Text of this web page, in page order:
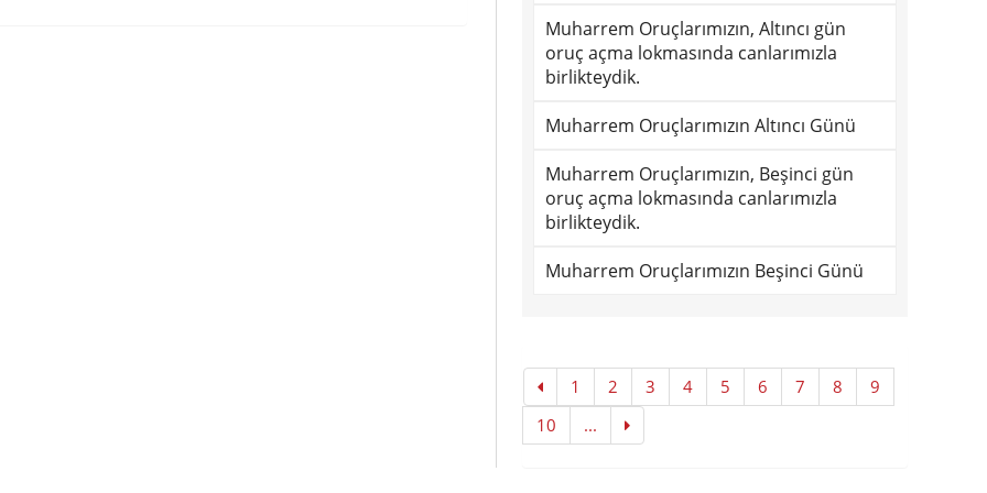
Muharrem Oruçlarımızın, Altıncı gün
oruç açma lokmasında canlarımızla
birlikteydik.
Muharrem Oruçlarımızın Altıncı Günü
Muharrem Oruçlarımızın, Beşinci gün
oruç açma lokmasında canlarımızla
birlikteydik.
Muharrem Oruçlarımızın Beşinci Günü
1 2 3 4 5 6 7 8
9
10
...